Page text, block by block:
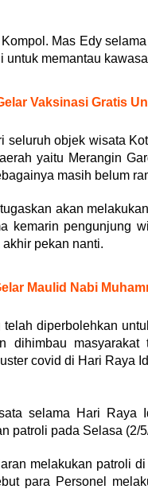
Mas Edy
memantau
Vaksinasi Gratis
seluruh objek wisata
yaitu Merangin
masih belum
akan
kemarin pengunjung
pekan nanti.
Maulid Nabi
telah diperbolehkan
dihimbau
covid di Hari Raya
selama Hari
patroli pada Selasa (2/
melakukan patroli
para Personel